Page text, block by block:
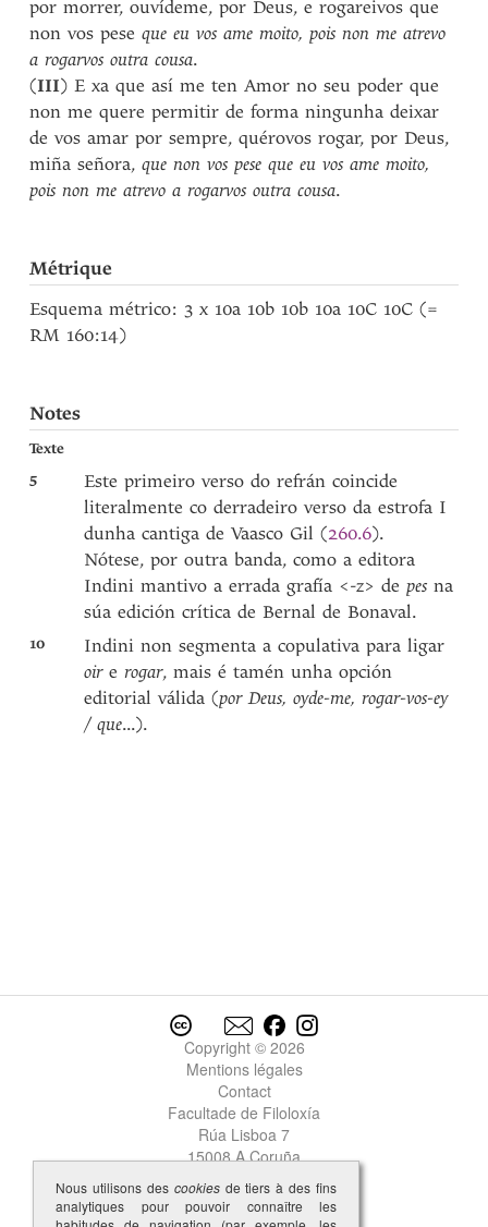
por morrer, ouvídeme, por Deus, e rogareivos que
non vos peseque eu vos ame moito, pois non me atrevo
a rogarvos outra cousa.
(III) E xa que así me ten Amor no seu poder que
non me quere permitir de forma ningunha deixar
de vos amar por sempre, quérovos rogar, por Deus,
miña señora,que non vos pese que eu vos ame moito,
pois non me atrevo a rogarvos outra cousa.
Métrique
Esquema métrico: 3 x 10a 10b 10b 10a 10C 10C (=
RM 160:14)
Notes
Texte
5
Este primeiro verso do refrán coincide
literalmente co derradeiro verso da estrofa I
dunha cantiga de Vaasco Gil (260.6).
Nótese, por outra banda, como a editora
Indini mantivo a errada grafía <-z> depes na
súa edición crítica de Bernal de Bonaval.
10
Indini non segmenta a copulativa para ligar
oirerogar, mais é tamén unha opción
editorial válida (por Deus, oyde-me, rogar-vos-ey
/ que...).
Copyright © 2026
Mentions légales
Contact
Facultade de Filoloxía
Rúa Lisboa 7
15008 A Coruña
Nous utilisons des cookiesde tiers à des fins
analytiques pour pouvoir connaître les